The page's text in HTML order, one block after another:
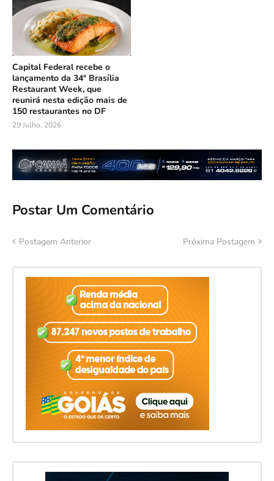
Capital Federal recebe o
lançamento da 34ª Brasília
Restaurant Week, que
reunirá nesta edição mais de
150 restaurantes no DF
29 Julho, 2026
Postar Um Comentário
Postagem Anterior Próxima Postagem